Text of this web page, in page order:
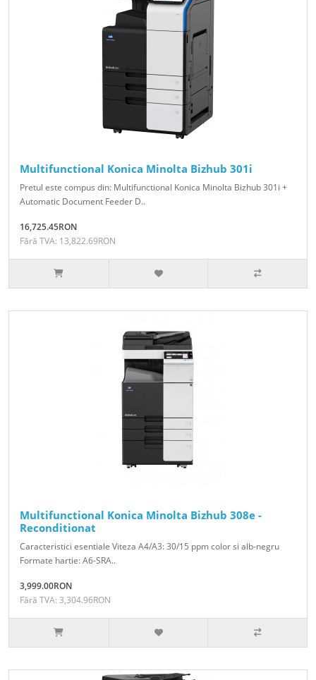
Multifunctional Konica Minolta Bizhub 301i
Pretul este compus din: Multifunctional Konica Minolta Bizhub 301i +
Automatic Document Feeder D..
16,725.45RON
Fără TVA: 13,822.69RON
Multifunctional Konica Minolta Bizhub 308e -
Reconditionat
Caracteristici esentiale Viteza A4/A3: 30/15 ppm color si alb-negru
Formate hartie: A6-SRA..
3,999.00RON
Fără TVA: 3,304.96RON